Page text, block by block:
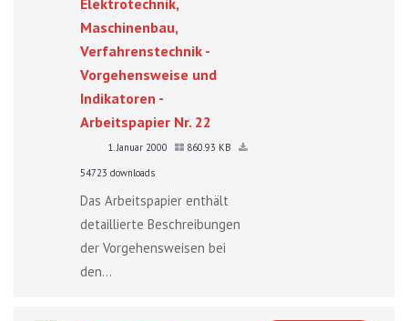
Maschinenbau,
Verfahrenstechnik -
Vorgehensweise und
Indikatoren -
Arbeitspapier Nr. 22
1. Januar 2000
860.93 KB
54723 downloads
Das Arbeitspapier enthält
detaillierte Beschreibungen
der Vorgehensweisen bei
den...